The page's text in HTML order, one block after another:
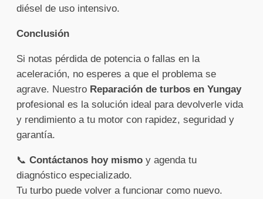
diésel de uso intensivo.
Conclusión
Si notas pérdida de potencia o fallas en la
aceleración, no esperes a que el problema se
agrave. Nuestro Reparación de turbos en Yungay
profesional es la solución ideal para devolverle vida
y rendimiento a tu motor con rapidez, seguridad y
garantía.
📞 Contáctanos hoy mismo y agenda tu
diagnóstico especializado.
Tu turbo puede volver a funcionar como nuevo.